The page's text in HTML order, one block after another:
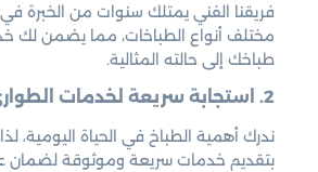
فريقنا الفني يمتلك سنوات من الخبرة
مختلف أنواع الطباخات، مما يضمن لك
طباخك إلى حالته المثالية.
2. استجابة سريعة لخدمات الطوارئ
ندرك أهمية الطباخ في الحياة اليومية،
بتقديم خدمات سريعة وموثوقة